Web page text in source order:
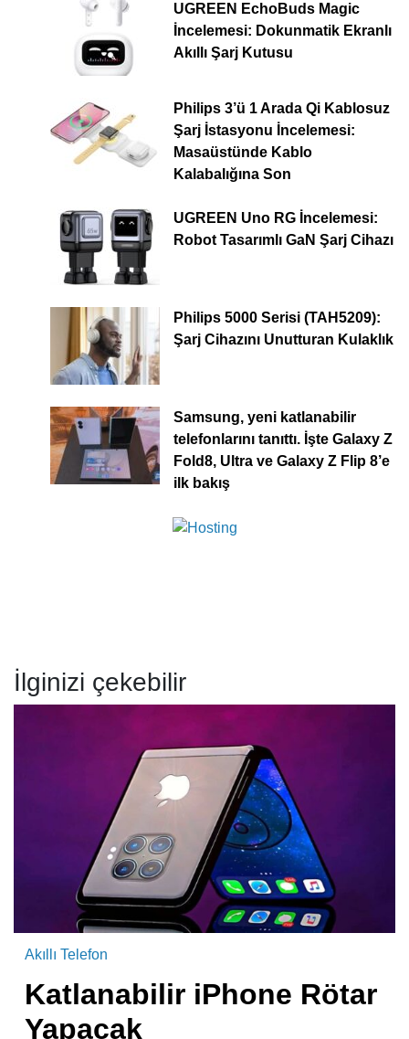
UGREEN EchoBuds Magic
İncelemesi: Dokunmatik Ekranlı
Akıllı Şarj Kutusu
Philips 3’ü 1 Arada Qi Kablosuz
Şarj İstasyonu İncelemesi:
Masaüstünde Kablo
Kalabalığına Son
UGREEN Uno RG İncelemesi:
Robot Tasarımlı GaN Şarj Cihazı
Philips 5000 Serisi (TAH5209):
Şarj Cihazını Unutturan Kulaklık
Samsung, yeni katlanabilir
telefonlarını tanıttı. İşte Galaxy Z
Fold8, Ultra ve Galaxy Z Flip 8’e
ilk bakış
İlginizi çekebilir
Akıllı Telefon
Katlanabilir iPhone Rötar
Yapacak